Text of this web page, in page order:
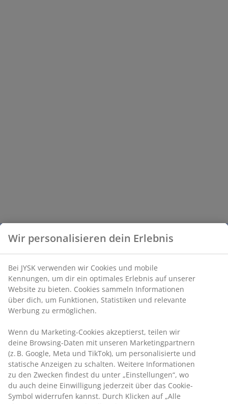
Wir personalisieren dein Erlebnis
Bei JYSK verwenden wir Cookies und mobile
Kennungen, um dir ein optimales Erlebnis auf unserer
Website zu bieten. Cookies sammeln Informationen
über dich, um Funktionen, Statistiken und relevante
Werbung zu ermöglichen.
Wenn du Marketing-Cookies akzeptierst, teilen wir
deine Browsing-Daten mit unseren Marketingpartnern
(z. B. Google, Meta und TikTok), um personalisierte und
statische Anzeigen zu schalten. Weitere Informationen
zu den Zwecken findest du unter „Einstellungen“, wo
du auch deine Einwilligung jederzeit über das Cookie-
Symbol widerrufen kannst. Durch Klicken auf „Alle